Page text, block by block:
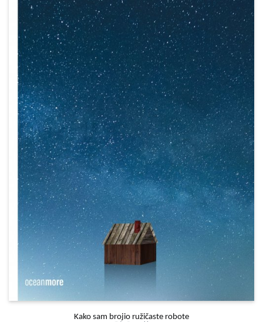
Kako sam brojio ružičaste robote